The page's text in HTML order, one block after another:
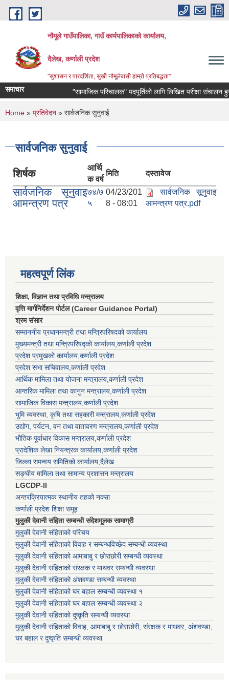
Skip to main content
नौमूले गाउँपालिका, गाउँ कार्यपालिकाको कार्यालय,
दैलेख, कर्णाली प्रदेश
"सुशासन र पारदर्शिता, सुखी नौमूलेबासी हाम्रो प्रतिबद्धता"
समाचार "सामाजिक परिचालक" पदपूर्तिको लागि लिखित परीक्षा संचालन हुने
You are here
Home » प्रतिवेदन » सार्वजनिक सुनुवाई
सार्वजनिक सुनुवाई
शिर्षक
आर्थि
क वर्ष
मिति दस्तावेज
सार्वजनिक सूनुवाइ
आमन्त्रण पत्र
७४/७
५
04/23/201
8 - 08:01
सार्वजनिक सूनुवाइ
आमन्त्रण पत्र.pdf
महत्वपूर्ण लिंक
शिक्षा, विज्ञान तथा प्रविधि मन्त्रालय
वृत्ति मार्गनिर्देशन पोर्टल (Career Guidance Portal)
श्रम संसार
सम्माननीय प्रधानमन्त्री तथा मन्त्रिपरिषद‌को कार्यालय
मुख्यमन्त्री तथा मन्त्रिपरिषद्को कार्यालय,कर्णाली प्रदेश
प्रदेश प्रमुखको कार्यालय,कर्णाली प्रदेश
प्रदेश सभा सचिवालय,कर्णाली प्रदेश
आर्थिक मामिला तथा योजना मन्त्रालय,कर्णाली प्रदेश
आन्तरिक मामिला तथा कानुन मन्त्रालय,कर्णाली प्रदेश
सामाजिक विकास मन्त्रालय,कर्णाली प्रदेश
भुमि व्यवस्था, कृषि तथा सहकारी मन्त्रालय,कर्णाली प्रदेश
उद्योग, पर्यटन, वन तथा वातावरण मन्त्रालय,कर्णाली प्रदेश
भौतिक पूर्वाधार विकास मन्त्रालय,कर्णाली प्रदेश
प्रादेशिक लेखा नियन्त्रक कार्यालय,कर्णाली प्रदेश
जिल्ला समन्वय समितिको कार्यालय,दैलेख
सङ्घीय मामिला तथा सामान्य प्रशासन मन्त्रालय
LGCDP-II
अन्तरक्रियात्मक स्थानीय तहको नक्सा
कर्णाली प्रदेश शिक्षा समूह
मुलुकी देवानी संहिता सम्बन्धी संदेशमूलक सामाग्री
मुलुकी देवानी संहिताको परिचय
मुलुकी देवानी संहिताको विवाह र सम्बन्धविच्छेद सम्बन्धी व्यवस्था
मुलुकी देवानी संहिताको आमाबाबु र छोराछोरी सम्बन्धी व्यवस्था
मुलुकी देवानी संहिताको संरक्षक र माथवर सम्बन्धी व्यवस्था
मुलुकी देवानी संहिताको अंशवण्डा सम्बन्धी व्यवस्था
मुलुकी देवानी संहिताको घर बहाल सम्बन्धी व्यवस्था १
मुलुकी देवानी संहिताको घर बहाल सम्बन्धी व्यवस्था २
मुलुकी देवानी संहिताको दुष्कृति सम्बन्धी व्यवस्था
मुलुकी देवानी संहिताको विवाह, आमाबाबु र छोराछोरी, संरक्षक र माथवर, अंशवण्डा,
घर बहाल र दुष्कृति सम्बन्धी व्यवस्था